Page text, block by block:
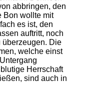
abbringen, den
Bon wollte mit
es ist, den
auftritt, noch
überzeugen. Die
welche einst
Herrschaft
sind auch in